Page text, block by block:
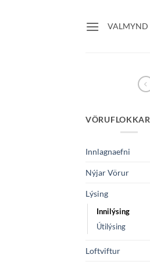
VALMYND
VÖRUFLOKKAR
Innlagnaefni
Nýjar Vörur
Lýsing
Innilýsing
Útilýsing
Loftviftur